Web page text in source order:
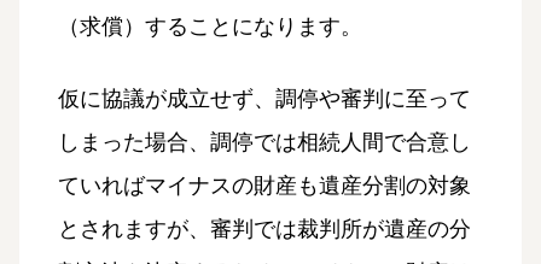
（求償）することになります。
仮に協議が成立せず、調停や審判に至って
しまった場合、調停では相続人間で合意し
ていればマイナスの財産も遺産分割の対象
とされますが、審判では裁判所が遺産の分